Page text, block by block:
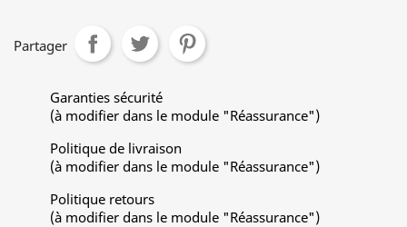
Partager
Garanties sécurité
(à modifier dans le module "Réassurance")
Politique de livraison
(à modifier dans le module "Réassurance")
Politique retours
(à modifier dans le module "Réassurance")